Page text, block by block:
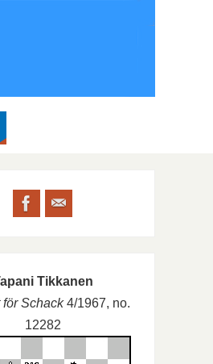
Tikkanen
för Schack4/1967, no.
12282